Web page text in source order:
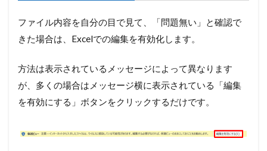
ファイル内容を自分の目で見て、「問題無い」と確認で
きた場合は、Excelでの編集を有効化します。
方法は表示されているメッセージによって異なります
が、多くの場合はメッセージ横に表示されている「編集
を有効にする」ボタンをクリックするだけです。